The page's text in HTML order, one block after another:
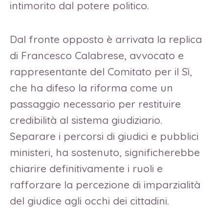
intimorito dal potere politico.
Dal fronte opposto è arrivata la replica
di Francesco Calabrese, avvocato e
rappresentante del Comitato per il Sì,
che ha difeso la riforma come un
passaggio necessario per restituire
credibilità al sistema giudiziario.
Separare i percorsi di giudici e pubblici
ministeri, ha sostenuto, significherebbe
chiarire definitivamente i ruoli e
rafforzare la percezione di imparzialità
del giudice agli occhi dei cittadini.